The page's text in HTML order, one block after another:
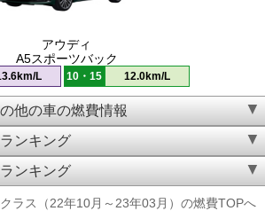
アウディ
A5スポーツバック
L 10・15 12.0km/L
他の車の燃費情報
ンキング
ンキング
ラス（22年10月～23年03月）の燃費TOPへ